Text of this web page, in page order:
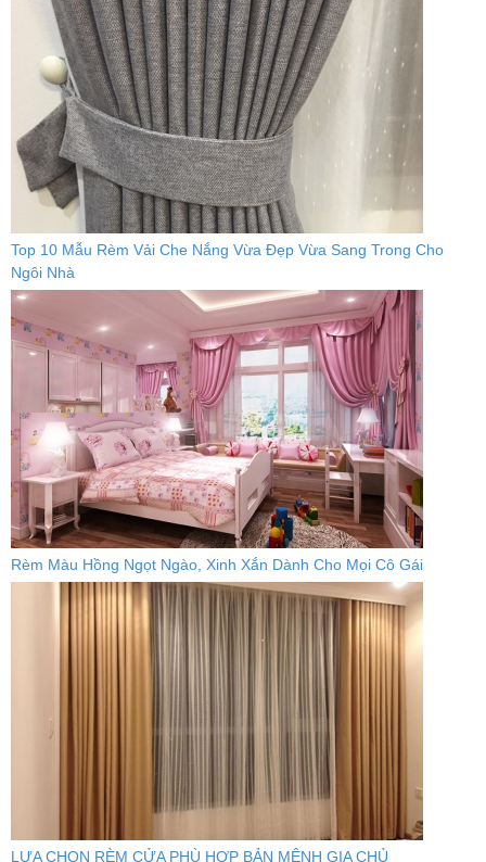
Top 10 Mẫu Rèm Vải Che Nắng Vừa Đẹp Vừa Sang Trong Cho
Ngôi Nhà
Rèm Màu Hồng Ngọt Ngào, Xinh Xắn Dành Cho Mọi Cô Gái
LỰA CHỌN RÈM CỬA PHÙ HỢP BẢN MỆNH GIA CHỦ